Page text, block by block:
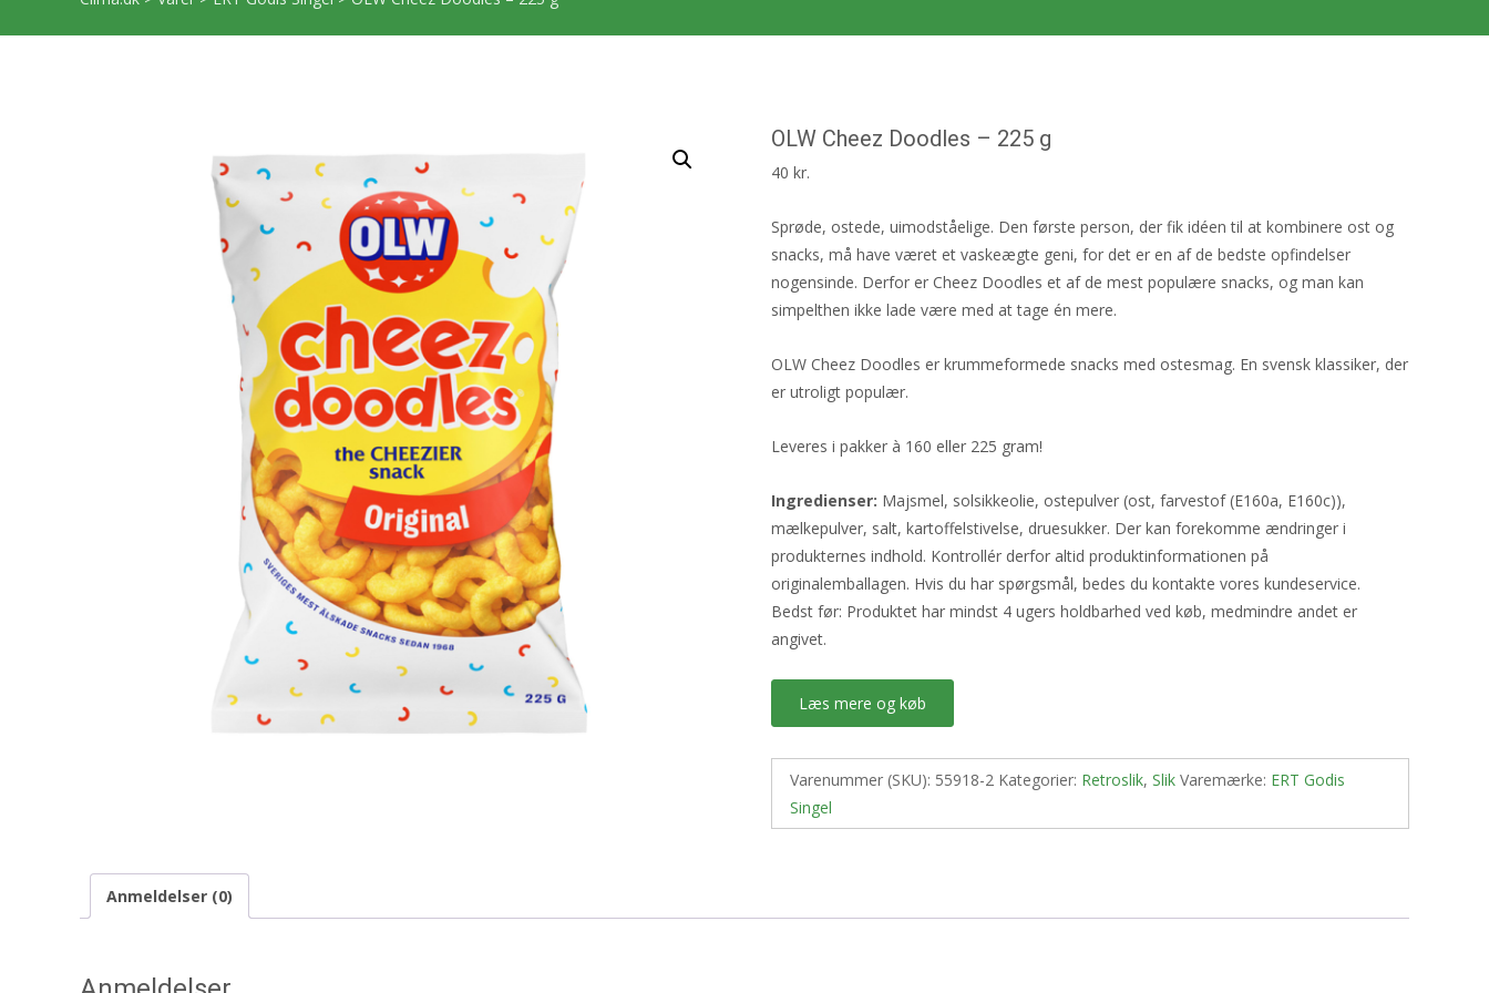
OLW Cheez Doodles – 225 g
40 kr.
Sprøde, ostede, uimodståelige. Den første person, der fik idéen til at kombinere ost og
snacks, må have været et vaskeægte geni, for det er en af de bedste opfindelser
nogensinde. Derfor er Cheez Doodles et af de mest populære snacks, og man kan
simpelthen ikke lade være med at tage én mere.
OLW Cheez Doodles er krummeformede snacks med ostesmag. En svensk klassiker, der
er utroligt populær.
Leveres i pakker à 160 eller 225 gram!
Ingredienser: Majsmel, solsikkeolie, ostepulver (ost, farvestof (E160a, E160c)),
mælkepulver, salt, kartoffelstivelse, druesukker. Der kan forekomme ændringer i
produkternes indhold. Kontrollér derfor altid produktinformationen på
originalemballagen. Hvis du har spørgsmål, bedes du kontakte vores kundeservice.
Bedst før: Produktet har mindst 4 ugers holdbarhed ved køb, medmindre andet er
angivet.
Læs mere og køb
Varenummer (SKU): 55918-2 Kategorier: Retroslik, Slik Varemærke: ERT Godis
Singel
Anmeldelser (0)